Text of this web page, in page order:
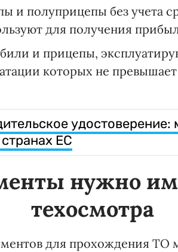
и полуприцепы без учета
для получения
и прицепы,
которых не превышает
ЕС
нужно
техосмотра
для прохождения ТО